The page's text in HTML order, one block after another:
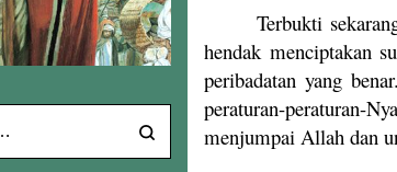
Terbukti
hendak menciptakan
peribadatan yang
peraturan-peraturan-
menjumpai Allah dan